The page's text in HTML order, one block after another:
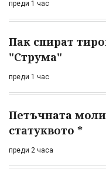
преди 1 час
Пак спират
"Струма"
преди 1 час
Петъчната
статуквото *
преди 2 часа